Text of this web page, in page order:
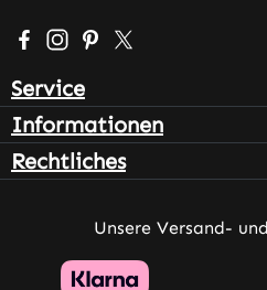
Besuche uns auf Facebook
Schau auf Instagram
Lass dich auf
Folge uns auf X
Service
Informationen
Rechtliches
Unsere Versand-